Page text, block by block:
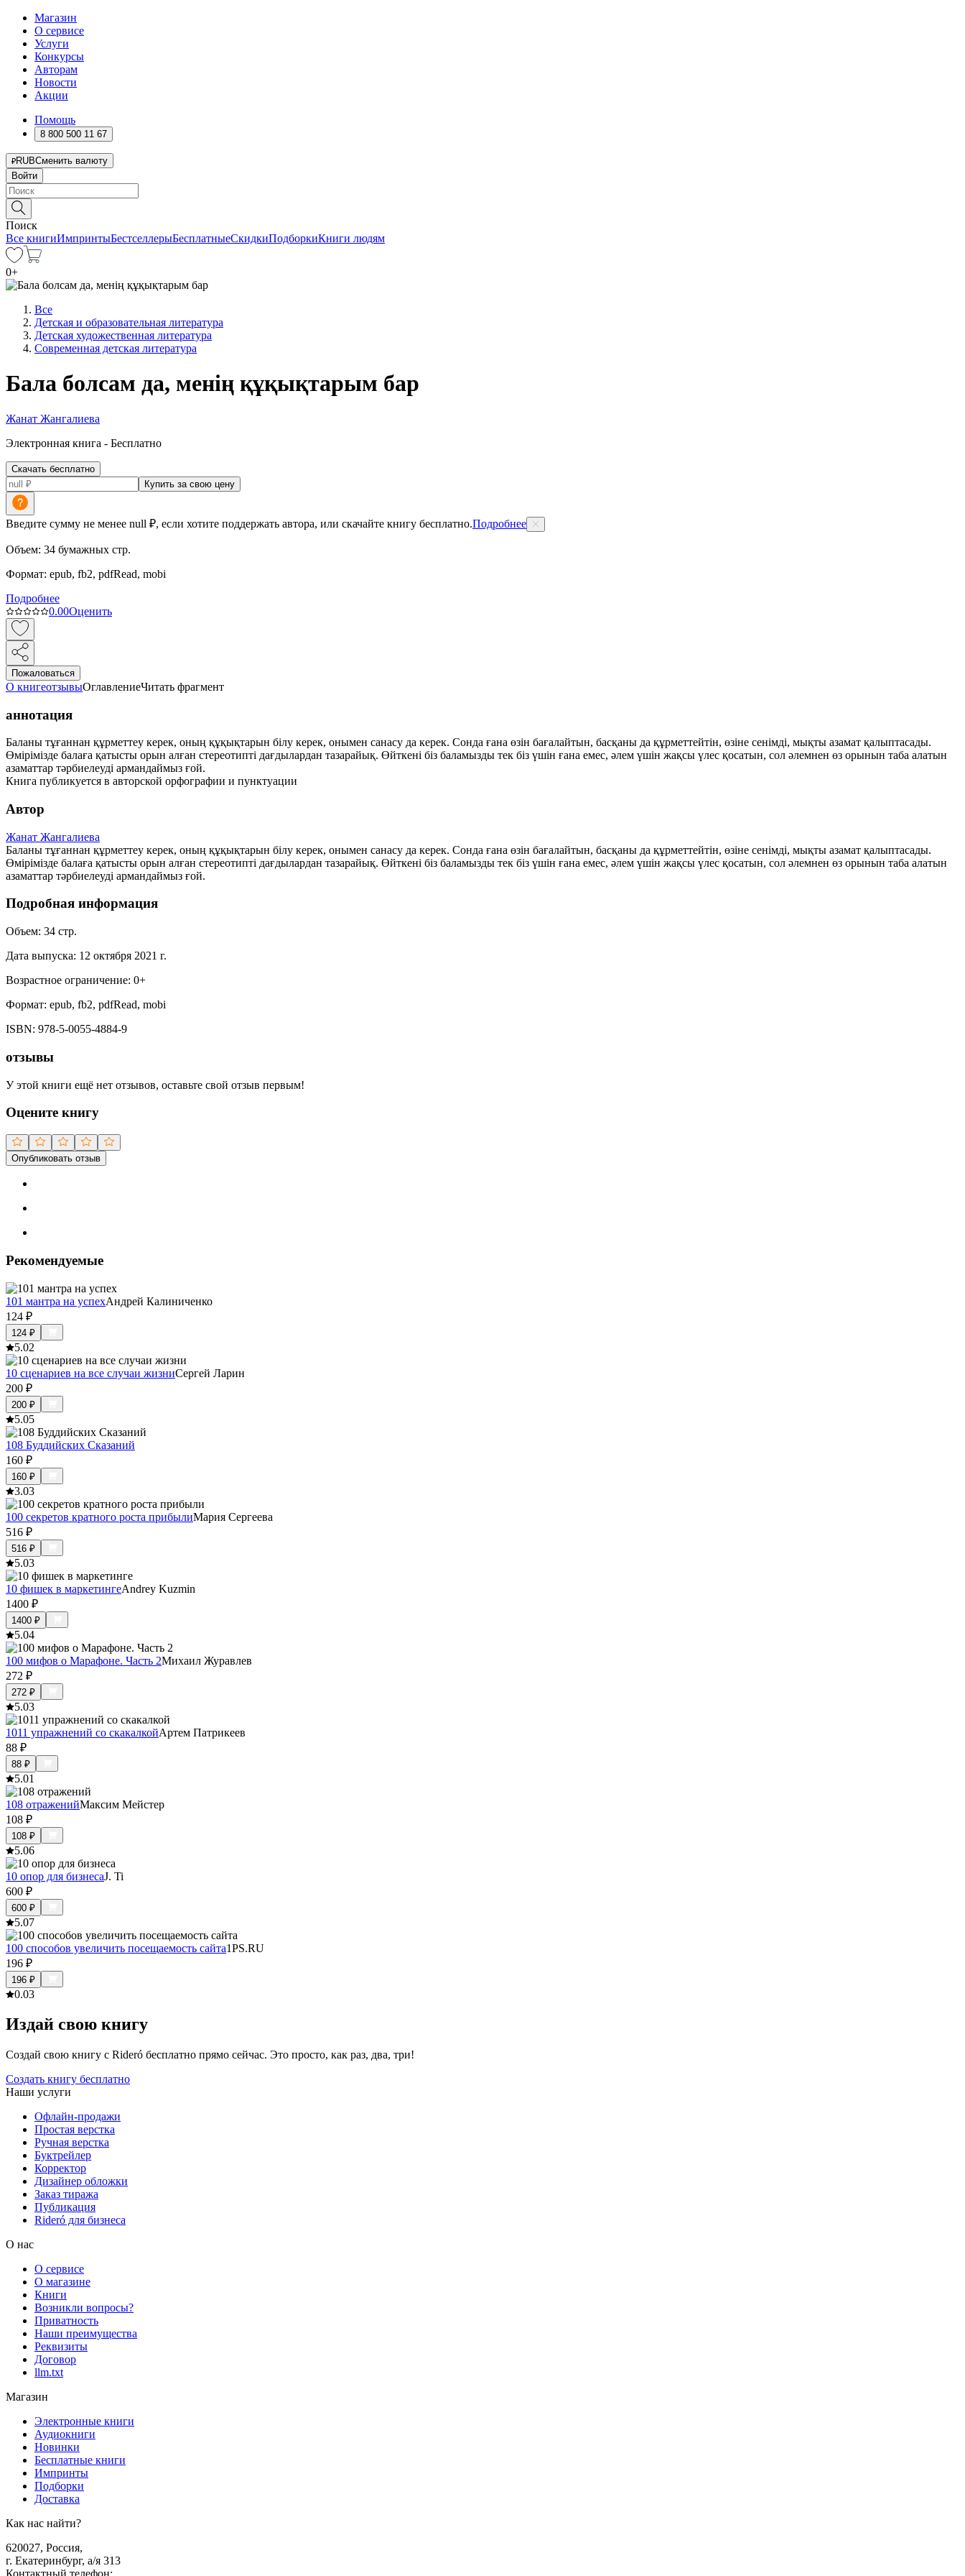
Магазин
О сервисе
Услуги
Конкурсы
Авторам
Новости
Акции
Помощь
8 800 500 11 67
RUBСменить валюту
Войти
Поиск
Все книгиИмпринтыБестселлерыБесплатныеСкидкиПодборкиКниги людям
0+
Все
Детская и образовательная литература
Детская художественная литература
Современная детская литература
Бала болсам да, менің құқықтарым бар
Жанат Жангалиева
Электронная книга - Бесплатно
Скачать бесплатно
Купить за свою цену
Введите сумму не менее null ₽, если хотите поддержать автора, или скачайте книгу бесплатно.Подробнее
Объем: 34 бумажных стр.
Формат: epub, fb2, pdfRead, mobi
Подробнее
0.00Оценить
Пожаловаться
О книгеотзывыОглавлениеЧитать фрагмент
аннотация
Баланы тұғаннан құрметтеу керек, оның құқықтарын білу керек, онымен санасу да керек. Сонда ғана өзін бағалайтын, басқаны да құрметтейтін, өзіне сенімді, мықты азамат қалыптасады.
Өмірімізде балаға қатысты орын алған стереотипті дағдылардан тазарайық. Өйткені біз баламызды тек біз үшін ғана емес, әлем үшін жақсы үлес қосатын, сол әлемнен өз орынын таба алатын
азаматтар тәрбиелеуді армандаймыз ғой.
Книга публикуется в авторской орфографии и пунктуации
Автор
Жанат Жангалиева
Баланы тұғаннан құрметтеу керек, оның құқықтарын білу керек, онымен санасу да керек. Сонда ғана өзін бағалайтын, басқаны да құрметтейтін, өзіне сенімді, мықты азамат қалыптасады.
Өмірімізде балаға қатысты орын алған стереотипті дағдылардан тазарайық. Өйткені біз баламызды тек біз үшін ғана емес, әлем үшін жақсы үлес қосатын, сол әлемнен өз орынын таба алатын
азаматтар тәрбиелеуді армандаймыз ғой.
Подробная информация
Объем: 34 стр.
Дата выпуска: 12 октября 2021 г.
Возрастное ограничение: 0+
Формат: epub, fb2, pdfRead, mobi
ISBN: 978-5-0055-4884-9
отзывы
У этой книги ещё нет отзывов, оставьте свой отзыв первым!
Оцените книгу
Опубликовать отзыв
Рекомендуемые
101 мантра на успехАндрей Калиниченко
124 ₽
124 ₽
5.02
10 сценариев на все случаи жизниСергей Ларин
200 ₽
200 ₽
5.05
108 Буддийских Сказаний
160 ₽
160 ₽
3.03
100 секретов кратного роста прибылиМария Сергеева
516 ₽
516 ₽
5.03
10 фишек в маркетингеAndrey Kuzmin
1400 ₽
1400 ₽
5.04
100 мифов о Марафоне. Часть 2Михаил Журавлев
272 ₽
272 ₽
5.03
1011 упражнений со скакалкойАртем Патрикеев
88 ₽
88 ₽
5.01
108 отраженийМаксим Мейстер
108 ₽
108 ₽
5.06
10 опор для бизнесаJ. Ti
600 ₽
600 ₽
5.07
100 способов увеличить посещаемость сайта1PS.RU
196 ₽
196 ₽
0.03
Издай свою книгу
Создай свою книгу с Rideró бесплатно прямо сейчас. Это просто, как раз, два, три!
Создать книгу бесплатно
Наши услуги
Офлайн-продажи
Простая верстка
Ручная верстка
Буктрейлер
Корректор
Дизайнер обложки
Заказ тиража
Публикация
Rideró для бизнеса
О нас
О сервисе
О магазине
Книги
Возникли вопросы?
Приватность
Наши преимущества
Реквизиты
Договор
llm.txt
Магазин
Электронные книги
Аудиокниги
Новинки
Бесплатные книги
Импринты
Подборки
Доставка
Как нас найти?
620027, Россия,
г. Екатеринбург, а/я 313